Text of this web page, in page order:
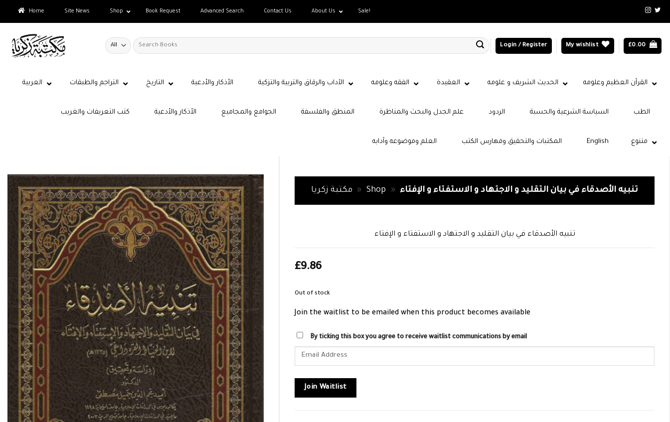
Home Site News Shop Book Request Advanced Search Contact Us About Us Sale!
Search
for:
Login / Register My wishlist £0.00
القرآن العظيم وعلومه الحديث الشريف و علومه العقيدة الفقه وعلومه الآداب والرقاق والتربية والتزكية الأذكار والأدعية التاريخ التراجم والطبقات العربية
كتب التعريفات والغريب الأذكار والأدعية الجوامع والمجاميع المنطق والفلسفة علم الجدل والبحث والمناظرة الردود السياسة الشرعية والحسبة الطب
العلم وموضوعه وآدابه المكتبات والتحقيق وفهارس الكتب متنوع English
مكتبة زكريا » Shop » تنبيه الأصدقاء في بيان التقليد و الاجتهاد و الاستفتاء و الإفتاء
تنبيه الأصدقاء في بيان التقليد و الاجتهاد و الاستفتاء و الإفتاء
£9.86
Out of stock
Join the waitlist to be emailed when this product becomes available
By ticking this box you agree to receive waitlist communications by email
Enter
address
to
Join Waitlist